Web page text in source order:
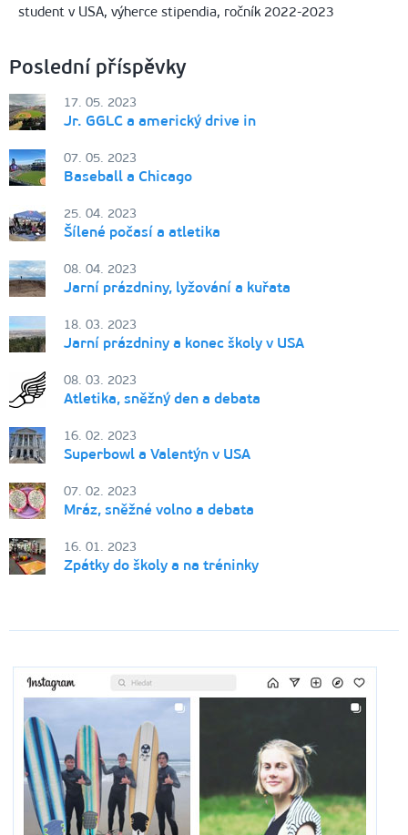
student v USA, výherce stipendia, ročník 2022-2023
Poslední příspěvky
17. 05. 2023
Jr. GGLC a americký drive in
07. 05. 2023
Baseball a Chicago
25. 04. 2023
Šílené počasí a atletika
08. 04. 2023
Jarní prázdniny, lyžování a kuřata
18. 03. 2023
Jarní prázdniny a konec školy v USA
08. 03. 2023
Atletika, sněžný den a debata
16. 02. 2023
Superbowl a Valentýn v USA
07. 02. 2023
Mráz, sněžné volno a debata
16. 01. 2023
Zpátky do školy a na tréninky